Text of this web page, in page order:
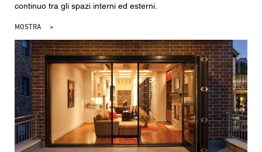
continuo tra gli spazi interni ed esterni.
MOSTRA